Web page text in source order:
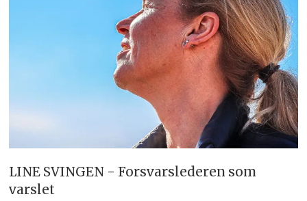
LINE SVINGEN - Forsvarslederen som
varslet